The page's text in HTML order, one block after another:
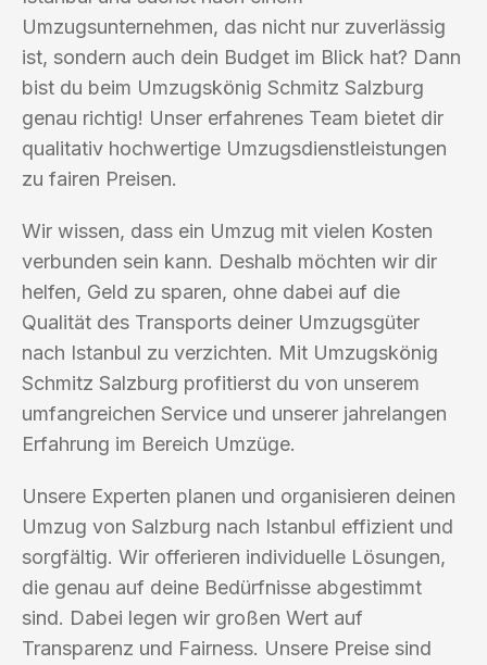
Umzugsunternehmen, das nicht nur zuverlässig
ist, sondern auch dein Budget im Blick hat? Dann
bist du beim Umzugskönig Schmitz Salzburg
genau richtig! Unser erfahrenes Team bietet dir
qualitativ hochwertige Umzugsdienstleistungen
zu fairen Preisen.
Wir wissen, dass ein Umzug mit vielen Kosten
verbunden sein kann. Deshalb möchten wir dir
helfen, Geld zu sparen, ohne dabei auf die
Qualität des Transports deiner Umzugsgüter
nach Istanbul zu verzichten. Mit Umzugskönig
Schmitz Salzburg profitierst du von unserem
umfangreichen Service und unserer jahrelangen
Erfahrung im Bereich Umzüge.
Unsere Experten planen und organisieren deinen
Umzug von Salzburg nach Istanbul effizient und
sorgfältig. Wir offerieren individuelle Lösungen,
die genau auf deine Bedürfnisse abgestimmt
sind. Dabei legen wir großen Wert auf
Transparenz und Fairness. Unsere Preise sind